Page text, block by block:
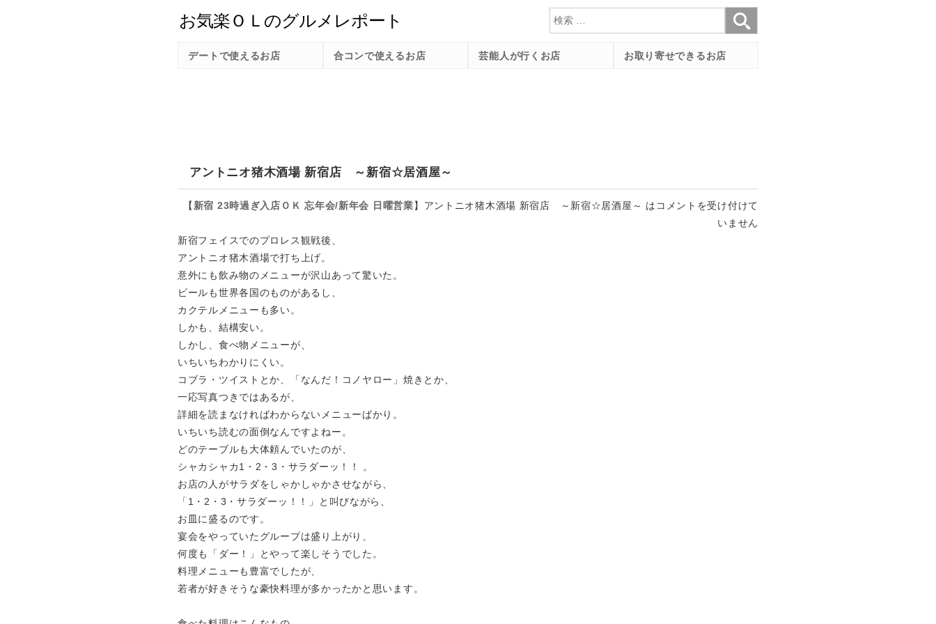
検索
アントニオ猪木酒場 新宿店 ～新宿☆居酒屋～
【新宿 23時過ぎ入店ＯＫ 忘年会/新年会 日曜営業】 アントニオ猪木酒場 新宿店 ～新宿☆居酒屋～ は コメントを受け付けて
いません
新宿フェイスでのプロレス観戦後、
アントニオ猪木酒場で打ち上げ。
意外にも飲み物のメニューが沢山あって驚いた。
ビールも世界各国のものがあるし、
カクテルメニューも多い。
しかも、結構安い。
しかし、食べ物メニューが、
いちいちわかりにくい。
コブラ・ツイストとか、「なんだ！コノヤロー」焼きとか、
一応写真つきではあるが、
詳細を読まなければわからないメニューばかり。
いちいち読むの面倒なんですよねー。
どのテーブルも大体頼んでいたのが、
シャカシャカ1・2・3・サラダーッ！！ 。
お店の人がサラダをしゃかしゃかさせながら、
「1・2・3・サラダーッ！！」と叫びながら、
お皿に盛るのです。
宴会をやっていたグループは盛り上がり、
何度も「ダー！」とやって楽しそうでした。
料理メニューも豊富でしたが、
若者が好きそうな豪快料理が多かったかと思います。
デートで使えるお店 合コンで使えるお店 芸能人が行くお店 お取り寄せできるお店